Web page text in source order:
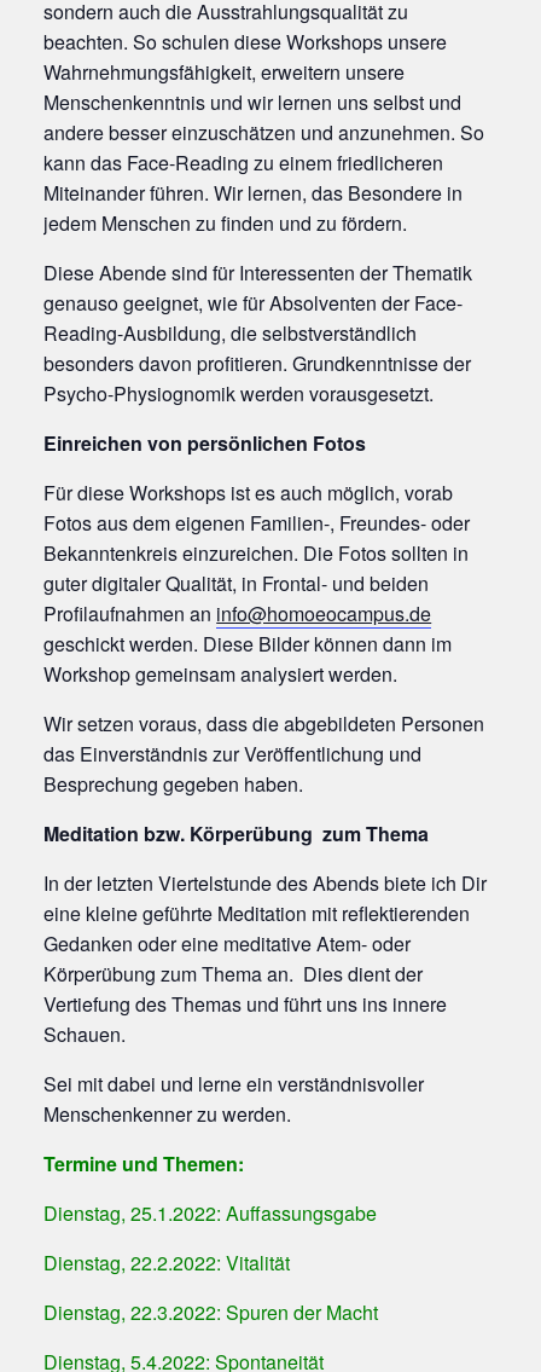
sondern auch die Ausstrahlungsqualität zu
beachten. So schulen diese Workshops unsere
Wahrnehmungsfähigkeit, erweitern unsere
Menschenkenntnis und wir lernen uns selbst und
andere besser einzuschätzen und anzunehmen. So
kann das Face-Reading zu einem friedlicheren
Miteinander führen. Wir lernen, das Besondere in
jedem Menschen zu finden und zu fördern.
Diese Abende sind für Interessenten der Thematik
genauso geeignet, wie für Absolventen der Face-
Reading-Ausbildung, die selbstverständlich
besonders davon profitieren. Grundkenntnisse der
Psycho-Physiognomik werden vorausgesetzt.
Einreichen von persönlichen Fotos
Für diese Workshops ist es auch möglich, vorab
Fotos aus dem eigenen Familien-, Freundes- oder
Bekanntenkreis einzureichen. Die Fotos sollten in
guter digitaler Qualität, in Frontal- und beiden
Profilaufnahmen an info@homoeocampus.de
geschickt werden. Diese Bilder können dann im
Workshop gemeinsam analysiert werden.
Wir setzen voraus, dass die abgebildeten Personen
das Einverständnis zur Veröffentlichung und
Besprechung gegeben haben.
Meditation bzw. Körperübung zum Thema
In der letzten Viertelstunde des Abends biete ich Dir
eine kleine geführte Meditation mit reflektierenden
Gedanken oder eine meditative Atem- oder
Körperübung zum Thema an. Dies dient der
Vertiefung des Themas und führt uns ins innere
Schauen.
Sei mit dabei und lerne ein verständnisvoller
Menschenkenner zu werden.
Termine und Themen:
Dienstag, 25.1.2022: Auffassungsgabe
Dienstag, 22.2.2022: Vitalität
Dienstag, 22.3.2022: Spuren der Macht
Dienstag, 5.4.2022: Spontaneität